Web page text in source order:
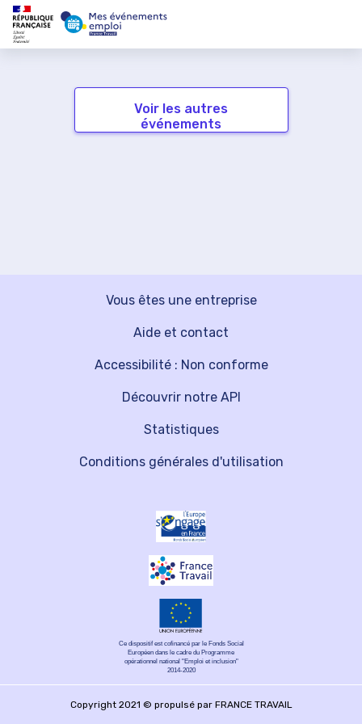
Voir les autres
événements
Vous êtes une entreprise
Découvrir notre API
Aide et contact
Statistiques
Accessibilité : Non conforme
Conditions générales d'utilisation
Ce dispositif est cofinancé par le Fonds Social
Européen dans le cadre du Programme
opérationnel national "Emploi et inclusion"
2014-2020
Copyright 2021 © propulsé par FRANCE TRAVAIL